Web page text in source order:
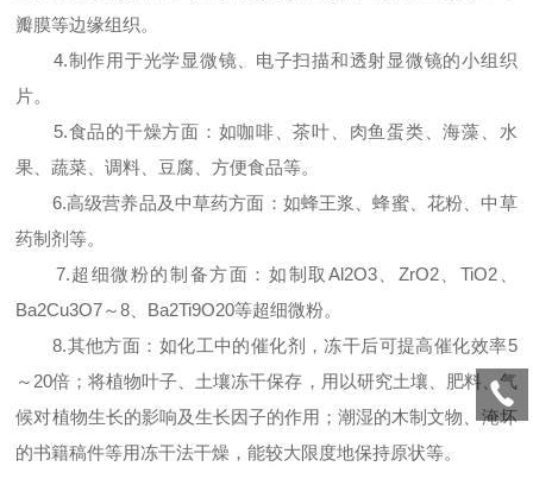
瓣膜等边缘组织。
4.制作用于光学显微镜、电子扫描和透射显微镜的小组织
片。
5.食品的干燥方面：如咖啡、茶叶、肉鱼蛋类、海藻、水
果、蔬菜、调料、豆腐、方便食品等。
6.高级营养品及中草药方面：如蜂王浆、蜂蜜、花粉、中草
药制剂等。
7.超细微粉的制备方面：如制取Al2O3、ZrO2、TiO2、
Ba2Cu3O7～8、Ba2Ti9O20等超细微粉。
8.其他方面：如化工中的催化剂，冻干后可提高催化效率5
～20倍；将植物叶子、土壤冻干保存，用以研究土壤、肥料、气
候对植物生长的影响及生长因子的作用；潮湿的木制文物、淹坏
的书籍稿件等用冻干法干燥，能较大限度地保持原状等。